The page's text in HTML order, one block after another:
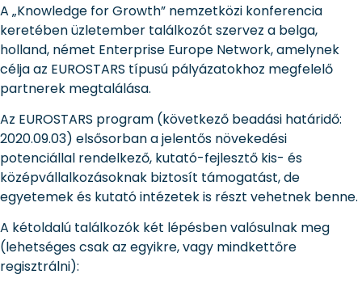
A „Knowledge for Growth” nemzetközi konferencia
keretében üzletember találkozót szervez a belga,
holland, német Enterprise Europe Network, amelynek
célja az EUROSTARS típusú pályázatokhoz megfelelő
partnerek megtalálása.
Az EUROSTARS program (következő beadási határidő:
2020.09.03) elsősorban a jelentős növekedési
potenciállal rendelkező, kutató-fejlesztő kis- és
középvállalkozásoknak biztosít támogatást, de
egyetemek és kutató intézetek is részt vehetnek benne.
A kétoldalú találkozók két lépésben valósulnak meg
(lehetséges csak az egyikre, vagy mindkettőre
regisztrálni):